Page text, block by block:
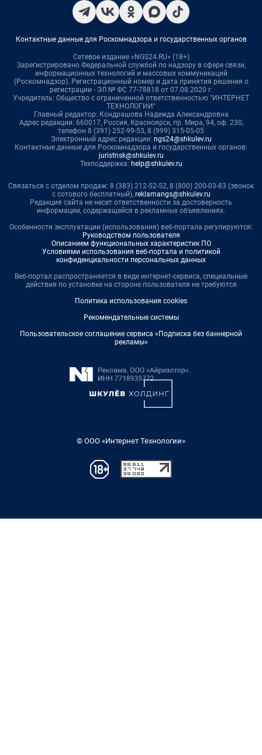
Контактные данные для Роскомнадзора и государственных органов
Сетевое издание «NGS24.RU» (18+)
Зарегистрировано Федеральной службой по надзору в сфере связи,
информационных технологий и массовых коммуникаций
(Роскомнадзор). Регистрационный номер и дата принятия решения о
регистрации - ЭЛ № ФС 77-78818 от 07.08.2020 г.
Учредитель: Общество с ограниченной ответственностью "ИНТЕРНЕТ
ТЕХНОЛОГИИ"
Главный редактор: Кондрашова Надежда Александровна
Адрес редакции: 660017, Россия, Красноярск, пр. Мира, 94, оф. 230,
телефон 8 (391) 252-99-53, 8 (999) 315-05-05
Электронный адрес редакции: ngs24@shkulev.ru
Контактные данные для Роскомнадзора и государственных органов:
juristnsk@shkulev.ru
Техподдержка: help@shkulev.ru
Связаться с отделом продаж: 8 (383) 212-52-52, 8 (800) 200-03-83 (звонок
с сотового бесплатный), reklamangs@shkulev.ru
Редакция сайта не несет ответственности за достоверность
информации, содержащейся в рекламных объявлениях.
Особенности эксплуатации (использования) веб-портала регулируются:
Руководством пользователя
Описанием функциональных характеристик ПО
Условиями использования веб-портала и политикой
конфиденциальности персональных данных
Веб-портал распространяется в виде интернет-сервиса, специальные
действия по установке на стороне пользователя не требуются
Политика использования cookies
Рекомендательные системы
Пользовательское соглашение сервиса «Подписка без баннерной
рекламы»
© ООО «Интернет Технологии»